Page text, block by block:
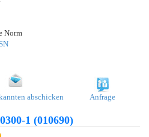
Norm
abschicken Anfrage
1 (010690)